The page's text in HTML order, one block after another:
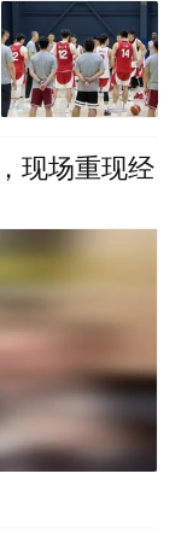
现场重现经